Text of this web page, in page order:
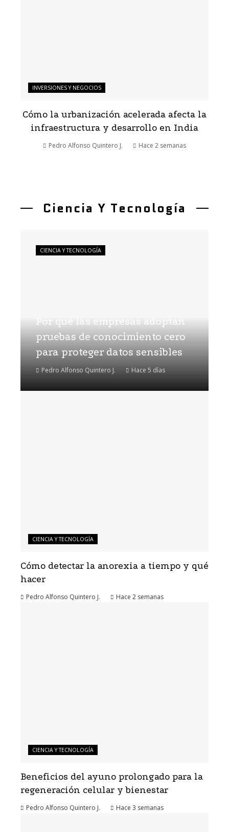
INVERSIONES Y NEGOCIOS
Cómo la urbanización acelerada afecta la
infraestructura y desarrollo en India
Pedro Alfonso Quintero J. Hace 2 semanas
Ciencia Y Tecnología
Por qué las empresas adoptan
pruebas de conocimiento cero
para proteger datos sensibles
Pedro Alfonso Quintero J. Hace 5 días
CIENCIA Y TECNOLOGÍA
CIENCIA Y TECNOLOGÍA
Cómo detectar la anorexia a tiempo y qué
hacer
Pedro Alfonso Quintero J. Hace 2 semanas
CIENCIA Y TECNOLOGÍA
Beneficios del ayuno prolongado para la
regeneración celular y bienestar
Pedro Alfonso Quintero J. Hace 3 semanas